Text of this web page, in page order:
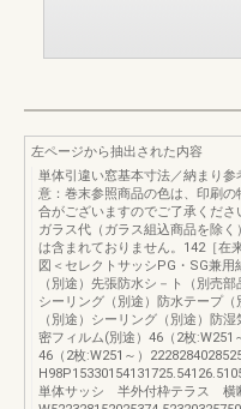
左ページから抽出された内容
単体引違い窓基本寸法／納まり
意：巻末参照商品の色は、印刷
合がございますのでご了承くださ
ガラス代（ガラス組込商品を除
は含まれておりません。142［在
図＜セレクトサッシPG・SG兼用
（別途）先張防水シ－ト（別売
シーリング（別途）防水テープ（
（別途）シーリング（別途）防
密フィルム(別途）46（2枚:W251
46（2枚:W251～）
単体サッシ 半外付枠テラス 横